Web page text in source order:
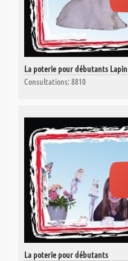
La poterie pour débutants Lapin
Consultations: 8810
La poterie pour débutants